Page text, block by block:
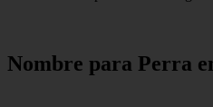
Nombre para Perra